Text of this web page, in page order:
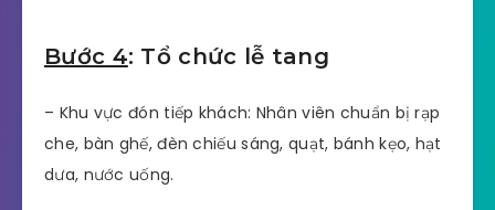
theo nghi thức tang lễ Phật giáo, bộ phận tổ chức
tang lễ sẽ có mặt trong 30 phút và triển khai công
tác thực hiện.